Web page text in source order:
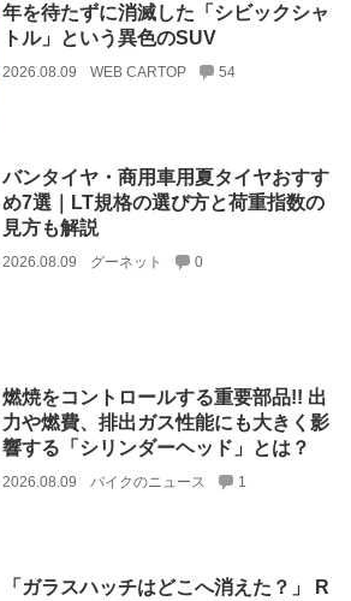
年を待たずに消滅した「シビックシャ
トル」という異色のSUV
2026.08.09 WEB CARTOP 54
バンタイヤ・商用車用夏タイヤおすす
め7選｜LT規格の選び方と荷重指数の
見方も解説
2026.08.09 グーネット 0
燃焼をコントロールする重要部品!! 出
力や燃費、排出ガス性能にも大きく影
響する「シリンダーヘッド」とは？
2026.08.09 バイクのニュース 1
「ガラスハッチはどこへ消えた？」 R